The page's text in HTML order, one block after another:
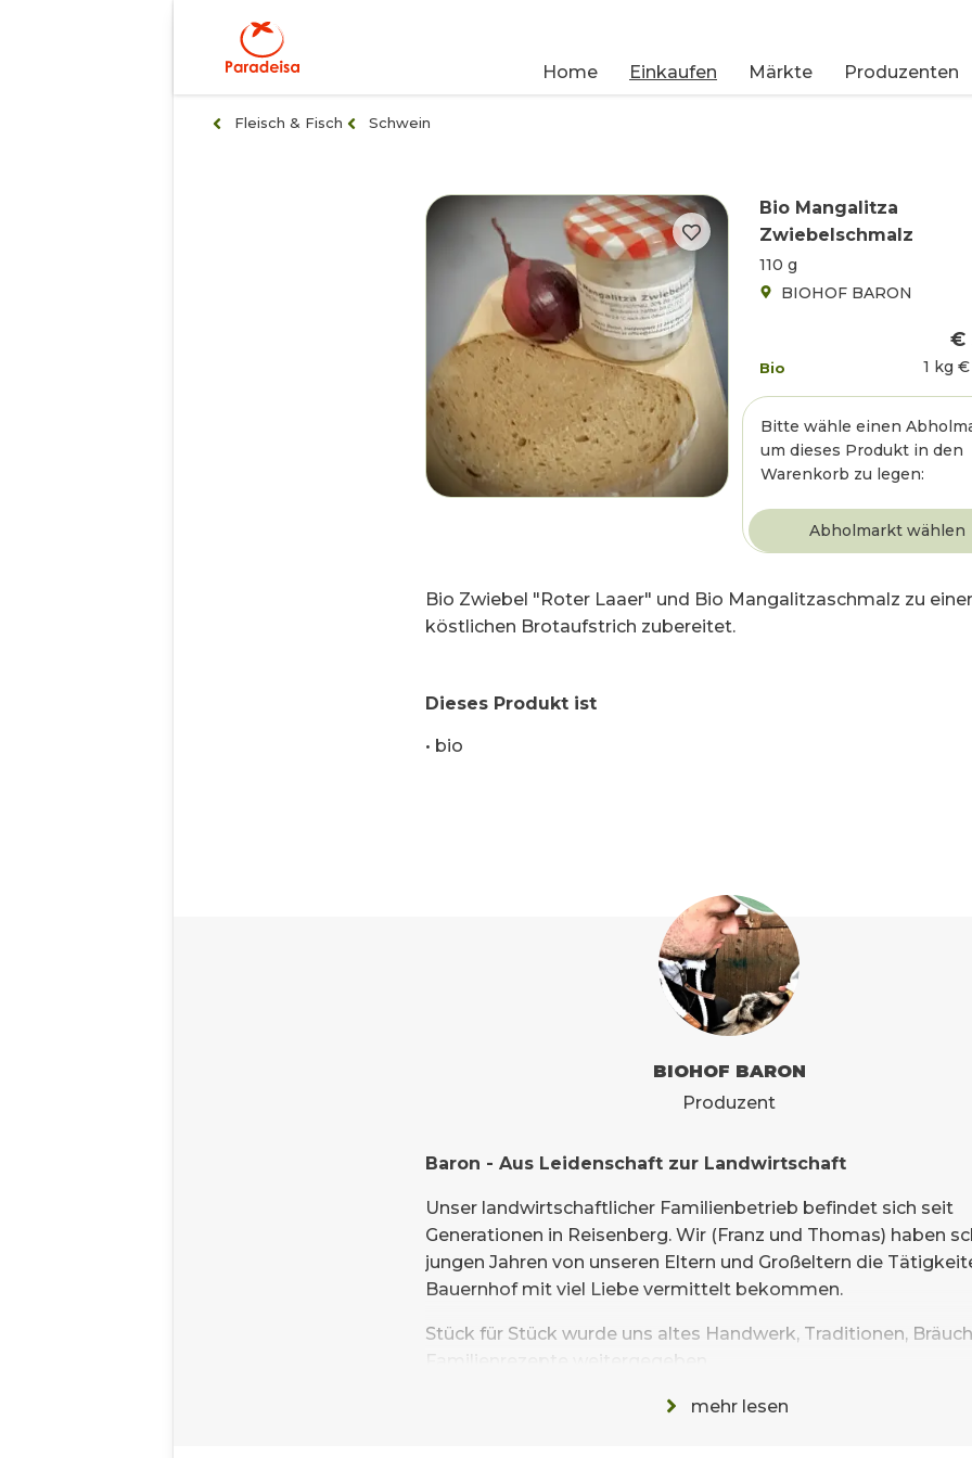
Home Einkaufen Märkte Produzenten
Fleisch & Fisch Schwein
Bio Mangalitza
Zwiebelschmalz
110 g
BIOHOF BARON
Bio
€
1 kg €
Bitte wähle einen
um dieses Produkt in den
Warenkorb zu legen:
Bio Zwiebel "Roter Laaer" und Bio Mangalitzaschmalz zu
köstlichen Brotaufstrich zubereitet.
Dieses Produkt ist
• bio
BIOHOF BARON
Produzent
Baron - Aus Leidenschaft zur Landwirtschaft
Unser landwirtschaftlicher Familienbetrieb befindet sich seit
Generationen in Reisenberg. Wir (Franz und Thomas) haben
jungen Jahren von unseren Eltern und Großeltern die
Bauernhof mit viel Liebe vermittelt bekommen.
Stück für Stück wurde uns altes Handwerk, Traditionen,
Familienrezepte weitergegeben.
konzentrieren wir uns auf den
mehr lesen